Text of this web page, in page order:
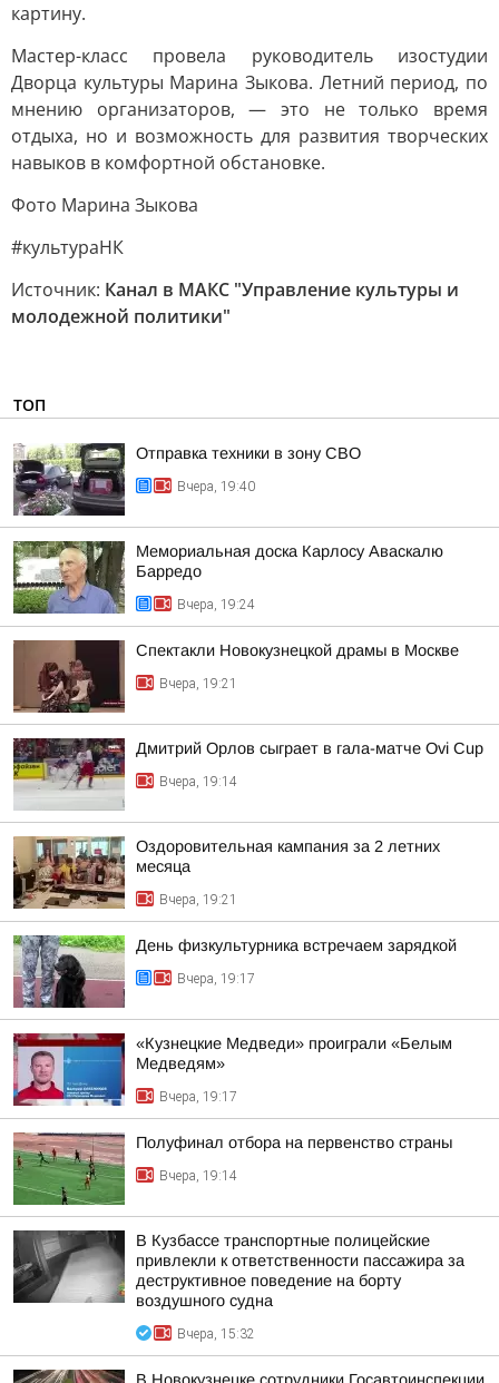
картину.
Мастер-класс провела руководитель изостудии
Дворца культуры Марина Зыкова. Летний период, по
мнению организаторов, — это не только время
отдыха, но и возможность для развития творческих
навыков в комфортной обстановке.
Фото Марина Зыкова
#культураНК
Источник: Канал в МАКС "Управление культуры и
молодежной политики"
ТОП
Отправка техники в зону СВО
Вчера, 19:40
Мемориальная доска Карлосу Аваскалю
Барредо
Вчера, 19:24
Спектакли Новокузнецкой драмы в Москве
Вчера, 19:21
Дмитрий Орлов сыграет в гала-матче Ovi Cup
Вчера, 19:14
Оздоровительная кампания за 2 летних
месяца
Вчера, 19:21
День физкультурника встречаем зарядкой
Вчера, 19:17
«Кузнецкие Медведи» проиграли «Белым
Медведям»
Вчера, 19:17
Полуфинал отбора на первенство страны
Вчера, 19:14
В Кузбассе транспортные полицейские
привлекли к ответственности пассажира за
деструктивное поведение на борту
воздушного судна
Вчера, 15:32